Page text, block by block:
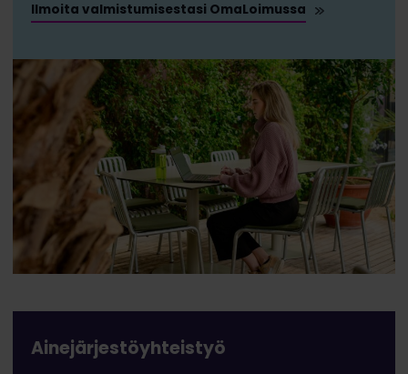
Ilmoita valmistumisestasi OmaLoimussa
Ainejärjestöyhteistyö